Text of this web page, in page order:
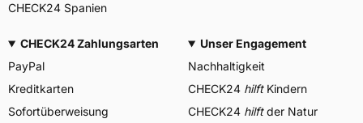
CHECK24 Spanien
CHECK24 Zahlungsarten
PayPal
Kreditkarten
Sofortüberweisung
Unser Engagement
Nachhaltigkeit
CHECK24 hilftKindern
CHECK24 hilftder Natur